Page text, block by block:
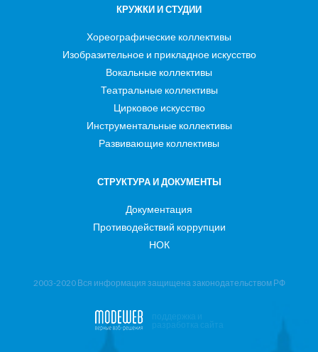
КРУЖКИ И СТУДИИ
Хореографические коллективы
Изобразительное и прикладное искусство
Вокальные коллективы
Театральные коллективы
Цирковое искусство
Инструментальные коллективы
Развивающие коллективы
СТРУКТУРА И ДОКУМЕНТЫ
Документация
Противодействий коррупции
НОК
2003-2020 Вся информация защищена законодательством РФ
поддержка и
разработка сайта